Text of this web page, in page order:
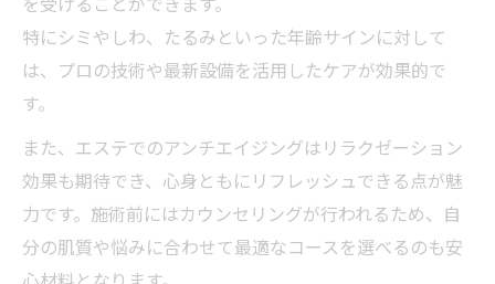
化
自分に合った施術で素肌美を手に入れる秘
訣
本格エイジングケア施術の魅力とポイント
エステで人気のアンチエイジング施術解説
エイジングケアを高めるエステ技術の進化
アンチエイジング効果を引き出す施術選び
特にシミやしわ、たるみといった年齢サインに対して
は、プロの技術や最新設備を活用したケアが効果的で
す。
また、エステでのアンチエイジングはリラクゼーション
効果も期待でき、心身ともにリフレッシュできる点が魅
力です。施術前にはカウンセリングが行われるため、自
分の肌質や悩みに合わせて最適なコースを選べるのも安